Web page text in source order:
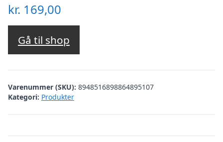
kr. 169,00
Gå til shop
Varenummer (SKU): 8948516898864895107
Kategori: Produkter